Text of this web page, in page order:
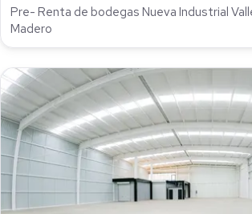
Pre- Renta de bodegas Nueva Industrial
Madero